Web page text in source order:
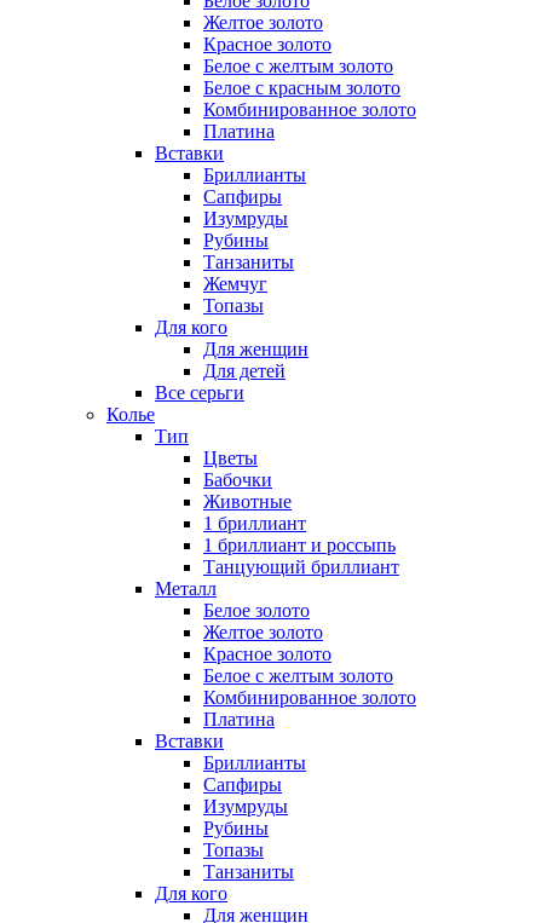
Желтое золото
Красное золото
Белое с желтым золото
Белое с красным золото
Комбинированное золото
Платина
Вставки
Бриллианты
Сапфиры
Изумруды
Рубины
Танзаниты
Жемчуг
Топазы
Для кого
Для женщин
Для детей
Все серьги
Колье
Тип
Цветы
Бабочки
Животные
1 бриллиант
1 бриллиант и россыпь
Танцующий бриллиант
Металл
Белое золото
Желтое золото
Красное золото
Белое с желтым золото
Комбинированное золото
Платина
Вставки
Бриллианты
Сапфиры
Изумруды
Рубины
Топазы
Танзаниты
Для кого
Для женщин